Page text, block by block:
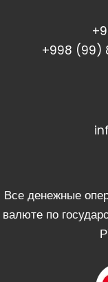
+998 (99)
Все денежные
валюте по